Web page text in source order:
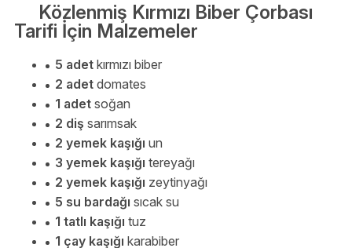
Közlenmiş Kırmızı Biber Çorbası
Tarifi İçin Malzemeler
5 adet kırmızı biber
2 adet domates
1 adet soğan
2 diş sarımsak
2 yemek kaşığı un
3 yemek kaşığı tereyağı
2 yemek kaşığı zeytinyağı
5 su bardağı sıcak su
1 tatlı kaşığı tuz
1 çay kaşığı karabiber